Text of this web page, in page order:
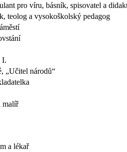
pro víru, básník, spisovatel a
teolog a vysokoškolský pedagog
I.
„Učitel národů“
malíř
a lékař